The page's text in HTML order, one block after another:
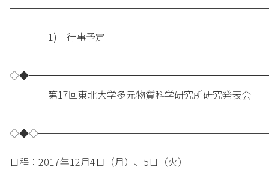
1) 行事予定
第17回東北大学多元物質科学研究所研究発表会
日程：2017年12月4日（月）、5日（火）